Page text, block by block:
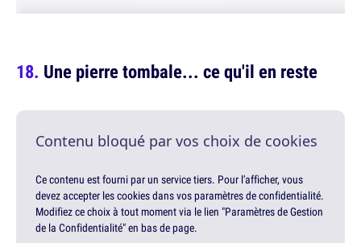
Une pierre tombale... ce qu'il en reste
Contenu bloqué par vos choix de cookies
Ce contenu est fourni par un service tiers. Pour l'afficher, vous
devez accepter les cookies dans vos paramètres de confidentialité.
Modifiez ce choix à tout moment via le lien "Paramètres de Gestion
de la Confidentialité" en bas de page.